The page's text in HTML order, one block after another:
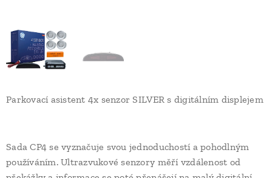
Parkovací asistent 4x senzor SILVER s digitálním displejem
Sada CP4 se vyznačuje svou jednoduchostí a pohodlným
používáním. Ultrazvukové senzory měří vzdálenost od